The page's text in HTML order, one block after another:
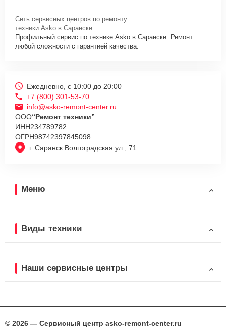
Сеть сервисных центров по ремонту
техники Asko в Саранске.
Профильный сервис по технике Asko в Саранске. Ремонт
любой сложности с гарантией качества.
г. Саранск Волгоградская ул., 71
Ежедневно, с 10:00 до 20:00
+7 (800) 301-53-70
info@asko-remont-center.ru
ООО“Ремонт техники”
ИНН234789782
ОГРН98742397845098
Меню
Виды техники
Наши сервисные центры
© 2026 — Сервисный центр asko-remont-center.ru